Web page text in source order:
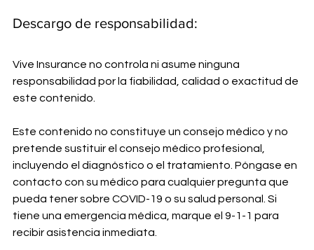
Descargo de responsabilidad:
Vive Insurance no controla ni asume ninguna
responsabilidad por la fiabilidad, calidad o exactitud de
este contenido.
Este contenido no constituye un consejo médico y no
pretende sustituir el consejo médico profesional,
incluyendo el diagnóstico o el tratamiento. Póngase en
contacto con su médico para cualquier pregunta que
pueda tener sobre COVID-19 o su salud personal. Si
tiene una emergencia médica, marque el 9-1-1 para
recibir asistencia inmediata.